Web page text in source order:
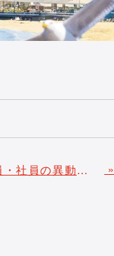
組織の一部改正と役員・社員の異動について »